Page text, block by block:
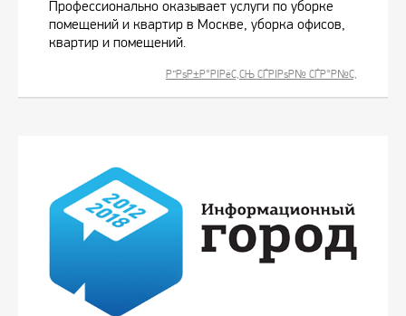
Профессионально оказывает услуги по уборке
помещений и квартир в Москве, уборка офисов,
квартир и помещений.
Р”РѕР±Р°РІРёС‚СЊ СЃРІРѕР№ СЃР°Р№С‚